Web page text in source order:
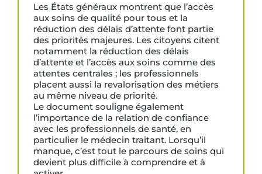
Les États généraux montrent que l’accès
aux soins de qualité pour tous et la
réduction des délais d’attente font partie
des priorités majeures. Les citoyens citent
notamment la réduction des délais
d’attente et l’accès aux soins comme des
attentes centrales ; les professionnels
placent aussi la revalorisation des métiers
au même niveau de priorité.
Le document souligne également
l’importance de la relation de confiance
avec les professionnels de santé, en
particulier le médecin traitant. Lorsqu’il
manque, c’est tout le parcours de soins qui
devient plus difficile à comprendre et à